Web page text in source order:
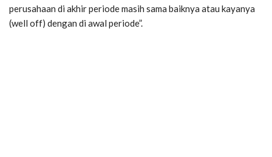
perusahaan di akhir periode masih sama baiknya atau kayanya
(well off) dengan di awal periode”.